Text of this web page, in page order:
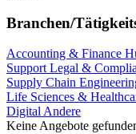
Branchen/
Accounting & Finance
SupportLegal &
Supply Chain
Life Sciences &
DigitalAndere
Keine Angebote